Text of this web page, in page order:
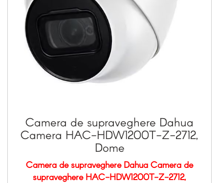
Camera de supraveghere Dahua
Camera HAC-HDW1200T-Z-2712,
Dome
Camera de supraveghere Dahua Camera de
supraveghere HAC-HDW1200T-Z-2712,